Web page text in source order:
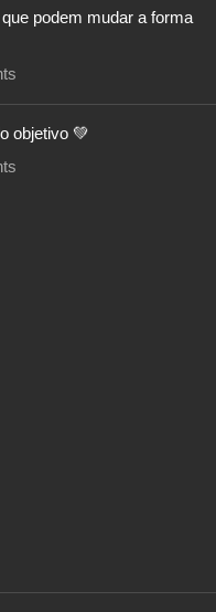
podem mudar a forma
objetivo 💚